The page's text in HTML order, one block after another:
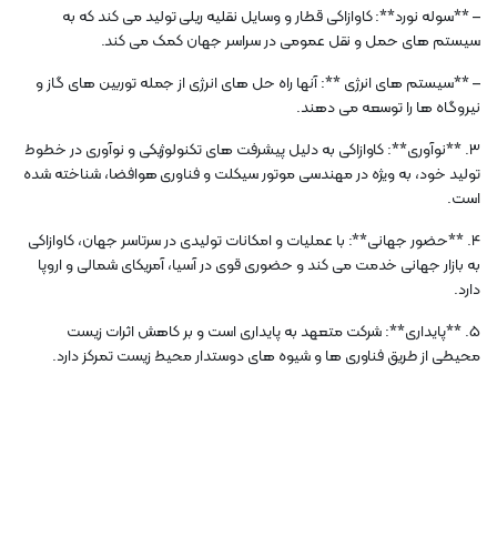
– **سوله نورد**: کاوازاکی قطار و وسایل نقلیه ریلی تولید می کند که به
سیستم های حمل و نقل عمومی در سراسر جهان کمک می کند.
– **سیستم های انرژی **: آنها راه حل های انرژی از جمله توربین های گاز و
نیروگاه ها را توسعه می دهند.
3. **نوآوری**: کاوازاکی به دلیل پیشرفت های تکنولوژیکی و نوآوری در خطوط
تولید خود، به ویژه در مهندسی موتور سیکلت و فناوری هوافضا، شناخته شده
است.
4. **حضور جهانی**: با عملیات و امکانات تولیدی در سرتاسر جهان، کاوازاکی
به بازار جهانی خدمت می کند و حضوری قوی در آسیا، آمریکای شمالی و اروپا
دارد.
5. **پایداری**: شرکت متعهد به پایداری است و بر کاهش اثرات زیست
محیطی از طریق فناوری ها و شیوه های دوستدار محیط زیست تمرکز دارد.